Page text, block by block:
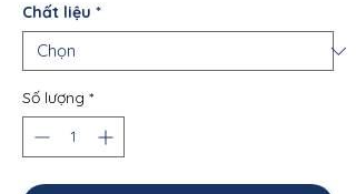
Chất liệu *
Số lượng *